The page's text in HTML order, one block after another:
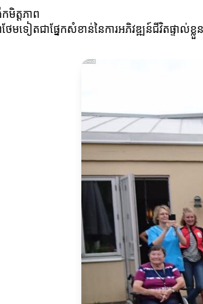
មិត្តភាព
ថែមទៀតជាផ្នែកសំខាន់នៃការអភិវឌ្ឍន៍ជីវិតផ្ទាល់